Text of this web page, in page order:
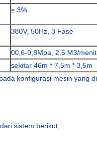
≤ 3%
380V, 50Hz, 3 Fase
00,6-0,8Mpa, 2,5 M3/menit
sekitar 46m * 7,5m * 3,5m
konfigurasi mesin yang
sistem berikut,